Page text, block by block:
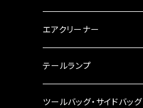
チェーン
工具類
ハンドルパーツ
ハンドルスイッチ
その他
ハンドルポスト
ハンドルブレース
エアクリーナー
テールランプ
ナンバー灯
ツールバッグ・サイドバッグ